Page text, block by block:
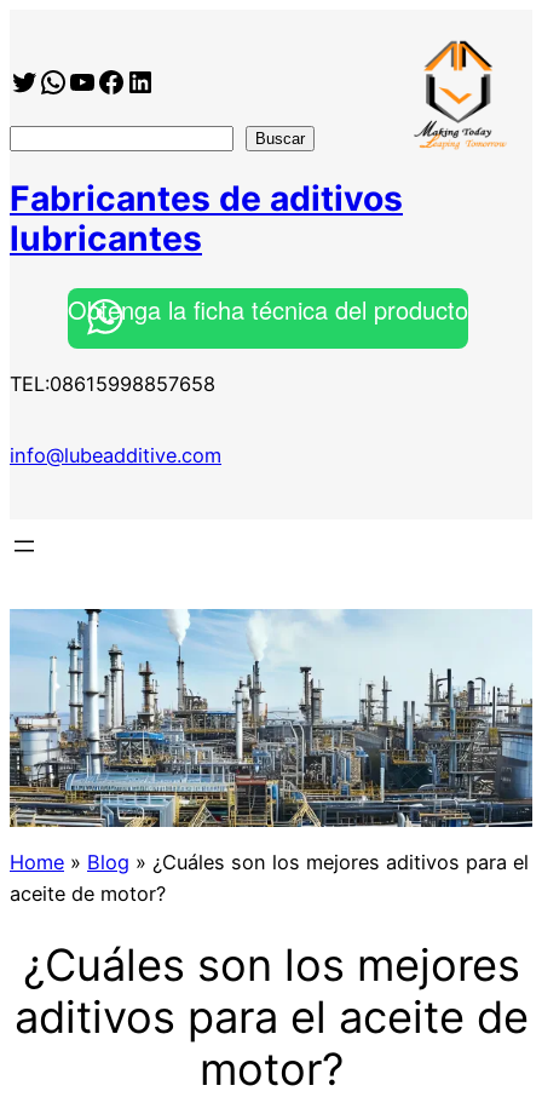
contenido
Twitter
WhatsApp
YouTube
Facebook
https://www.linkedin.com/company/shanghai-minglan-chemical-co–ltd
Buscar
Fabricantes de aditivos
lubricantes
Obtenga la ficha técnica del producto
TEL:08615998857658
info@lubeadditive.com
Home » Blog » ¿Cuáles son los mejores aditivos para el
aceite de motor?
¿Cuáles son los mejores
aditivos para el aceite de
motor?